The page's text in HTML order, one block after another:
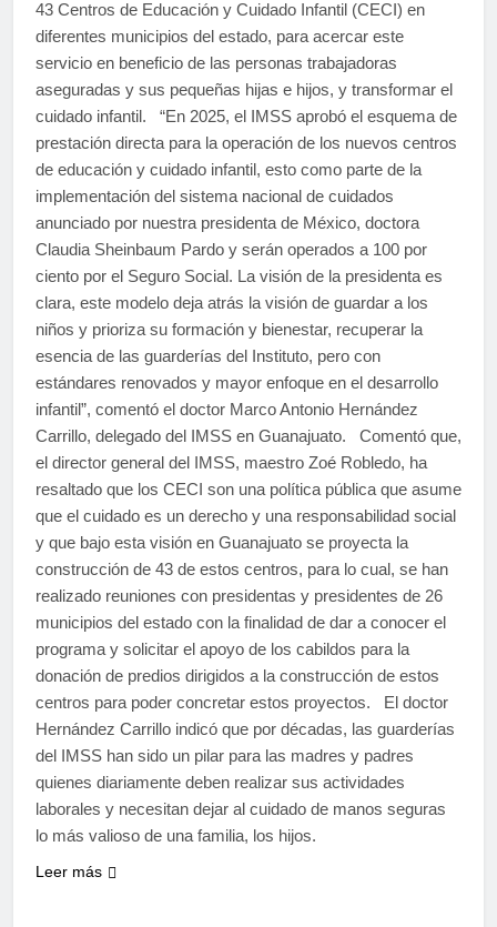
43 Centros de Educación y Cuidado Infantil (CECI) en
diferentes municipios del estado, para acercar este
servicio en beneficio de las personas trabajadoras
aseguradas y sus pequeñas hijas e hijos, y transformar el
cuidado infantil. “En 2025, el IMSS aprobó el esquema de
prestación directa para la operación de los nuevos centros
de educación y cuidado infantil, esto como parte de la
implementación del sistema nacional de cuidados
anunciado por nuestra presidenta de México, doctora
Claudia Sheinbaum Pardo y serán operados a 100 por
ciento por el Seguro Social. La visión de la presidenta es
clara, este modelo deja atrás la visión de guardar a los
niños y prioriza su formación y bienestar, recuperar la
esencia de las guarderías del Instituto, pero con
estándares renovados y mayor enfoque en el desarrollo
infantil”, comentó el doctor Marco Antonio Hernández
Carrillo, delegado del IMSS en Guanajuato. Comentó que,
el director general del IMSS, maestro Zoé Robledo, ha
resaltado que los CECI son una política pública que asume
que el cuidado es un derecho y una responsabilidad social
y que bajo esta visión en Guanajuato se proyecta la
construcción de 43 de estos centros, para lo cual, se han
realizado reuniones con presidentas y presidentes de 26
municipios del estado con la finalidad de dar a conocer el
programa y solicitar el apoyo de los cabildos para la
donación de predios dirigidos a la construcción de estos
centros para poder concretar estos proyectos. El doctor
Hernández Carrillo indicó que por décadas, las guarderías
del IMSS han sido un pilar para las madres y padres
quienes diariamente deben realizar sus actividades
laborales y necesitan dejar al cuidado de manos seguras
lo más valioso de una familia, los hijos.
Leer más